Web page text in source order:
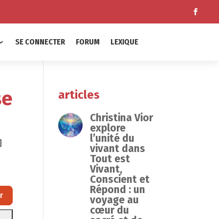
SE CONNECTER FORUM LEXIQUE
Rechercher
articles
Christina Vior
explore
l’unité du
vivant dans
Tout est
Vivant,
Conscient et
Répond : un
voyage au
cœur du